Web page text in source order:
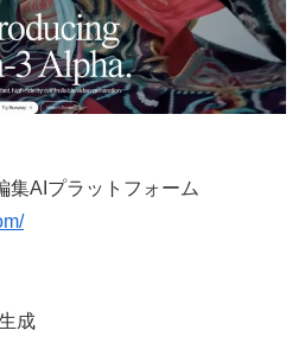
集AIプラットフォーム
成